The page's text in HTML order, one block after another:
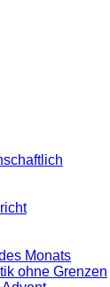
Monats
ohne Grenzen